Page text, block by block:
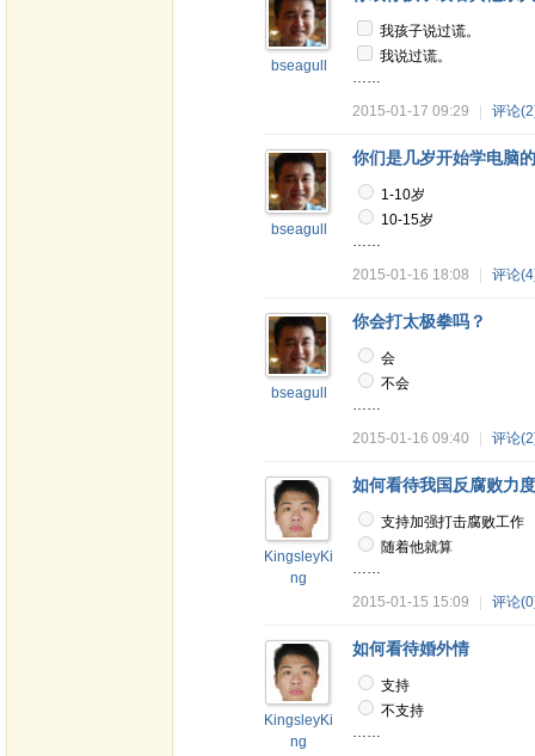
bseagull
我孩子说过谎。
我说过谎。
……
2015-01-17 09:29
评论
bseagull
你们是几岁开始学电脑
1-10岁
10-15岁
……
2015-01-16 18:08
评论
bseagull
你会打太极拳吗？
会
不会
……
2015-01-16 09:40
评论
KingsleyKi
ng
如何看待我国反腐败力度
支持加强打击腐败工作
随着他就算
……
2015-01-15 15:09
评论
KingsleyKi
ng
如何看待婚外情
支持
不支持
……